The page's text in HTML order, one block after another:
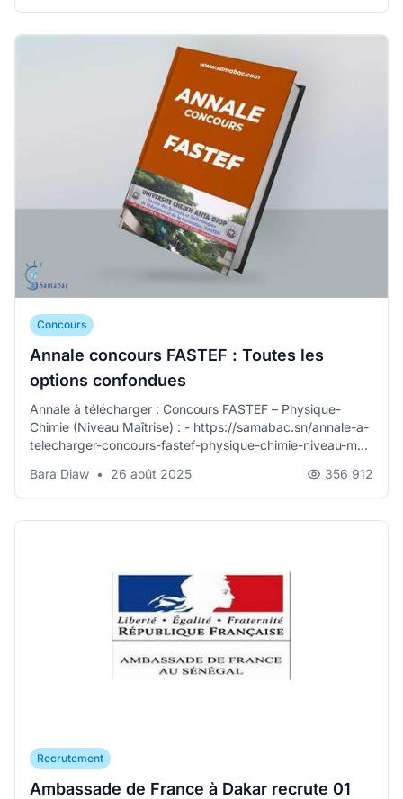
Concours
Annale concours FASTEF : Toutes les
options confondues
Annale à télécharger : Concours FASTEF – Physique-
Chimie (Niveau Maîtrise) : - https://samabac.sn/annale-a-
telecharger-concours-fastef-physique-chimie-niveau-m...
Bara Diaw • 26 août 2025 356 912
Recrutement
Ambassade de France à Dakar recrute 01